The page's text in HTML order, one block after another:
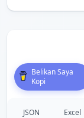
Belikan Saya
Kopi
JSON Excel